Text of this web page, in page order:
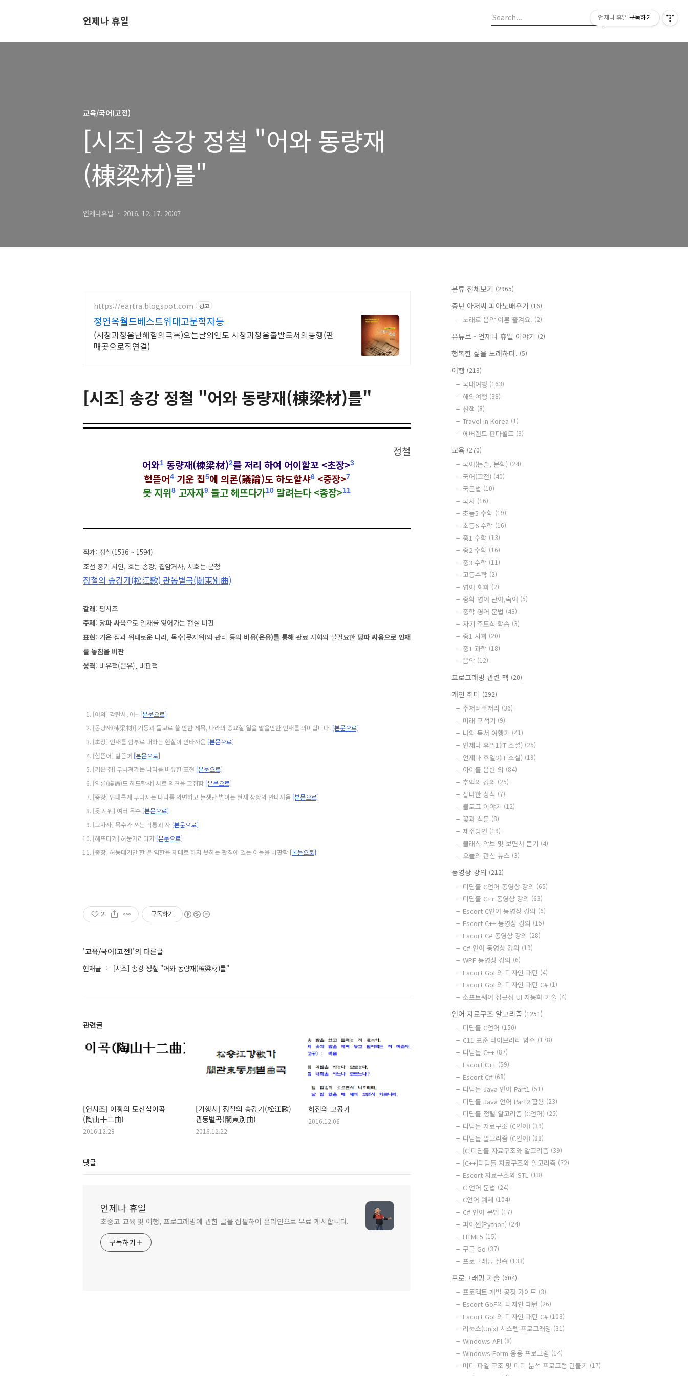
언제나 휴일
교육/국어(고전)
[시조] 송강 정철 "어와 동량재
(棟梁材)를"
언제나휴일 2016. 12. 17. 20:07
https://eartra.blogspot.com 광고
정연옥월드베스트위대고문학자등
(시창과청음난해함의극복)오늘날의인도 시창과청음출발로서의동행(판
매곳으로직연결)
[시조] 송강 정철 "어와 동량재(棟梁材)를"
정철
어와1 동량재(棟梁材)2를 저리 하여 어이할꼬 <초장>3
험뜯어4 기운 집5에 의론(議論)도 하도할샤6 <중장>7
못 지위8 고자자9 들고헤뜨다가10 말려는다<종장>11
작가: 정철(1536 ~ 1594)
조선 중기 시인, 호는 송강, 칩암거사, 시호는 문청
정철의 송강가(松江歌) 관동별곡(關東別曲)
갈래: 평시조
주제: 당파 싸움으로 인재를 잃어가는 현실 비판
표현: 기운 집과 위태로운 나라, 목수(못지위)와 관리 등의 비유(은유)를 통해 관료 사회의 불필요한 당파 싸움으로 인재
를 놓침을 비판
성격: 비유적(은유), 비판적
[어와] 감탄사, 아~ [본문으로]
[동량재(棟梁材)] 기둥과 들보로 쓸 만한 제목, 나라의 중요할 일을 맡을만한 인재를 의미합니다. [본문으로]
[초장] 인재를 함부로 대하는 현실이 안타까움 [본문으로]
[험뜯어] 헐뜯어 [본문으로]
[기운 집] 무너져가는 나라를 비유한 표현 [본문으로]
[의론(議論)도 하도할샤] 서로 의견을 고집함 [본문으로]
[중장] 위태롭게 무너지는 나라를 외면하고 논쟁만 벌이는 현재 상황의 안타까움 [본문으로]
[못 지위] 여러 목수 [본문으로]
[고자자] 목수가 쓰는 먹통과 자 [본문으로]
[헤뜨다가] 허둥거리다가 [본문으로]
[종장] 허둥대기만 할 뿐 역할을 제대로 하지 못하는 관직에 있는 이들을 비판함 [본문으로]
2 구독하기
'교육/국어(고전)'의 다른글
현재글 [시조] 송강 정철 "어와 동량재(棟梁材)를"
관련글
[연시조] 이황의 도산십이곡
(陶山十二曲)
2016.12.28
[기행시] 정철의 송강가(松江歌)
관동별곡(關東別曲)
2016.12.22
허전의 고공가
2016.12.06
댓글
언제나 휴일
초중고 교육 및 여행, 프로그래밍에 관한 글을 집필하여 온라인으로 무료 게시합니다.
구독하기
분류 전체보기 (2965)
중년 아저씨 피아노배우기 (16)
노래로 음악 이론 즐겨요. (2)
유튜브 - 언제나 휴일 이야기 (2)
행복한 삶을 노래하다. (5)
여행 (213)
국내여행 (163)
해외여행 (38)
산책 (8)
Travel in Korea (1)
에버랜드 판다월드 (3)
교육 (270)
국어(논술, 문학) (24)
국어(고전) (40)
국문법 (10)
국사 (16)
초등5 수학 (19)
초등6 수학 (16)
중1 수학 (13)
중2 수학 (16)
중3 수학 (11)
고등수학 (2)
영어 회화 (2)
중학 영어 단어,숙어 (5)
중학 영어 문법 (43)
자기 주도식 학습 (3)
중1 사회 (20)
중1 과학 (18)
음악 (12)
프로그래밍 관련 책 (20)
개인 취미 (292)
주저리주저리 (36)
미래 구석기 (9)
나의 독서 여행기 (41)
언제나 휴일1(IT 소설) (25)
언제나 휴일2(IT 소설) (19)
아이돌 음반 외 (84)
추억의 강의 (25)
잡다한 상식 (7)
블로그 이야기 (12)
꽃과 식물 (8)
제주방언 (19)
클래식 악보 및 보면서 듣기 (4)
오늘의 관심 뉴스 (3)
동영상 강의 (212)
디딤돌 C언어 동영상 강의 (65)
디딤돌 C++ 동영상 강의 (63)
Escort C언어 동영상 강의 (6)
Escort C++ 동영상 강의 (15)
Escort C# 동영상 강의 (28)
C# 언어 동영상 강의 (19)
WPF 동영상 강의 (6)
Escort GoF의 디자인 패턴 (4)
Escort GoF의 디자인 패턴 C# (1)
소프트웨어 접근성 UI 자동화 기술 (4)
언어 자료구조 알고리즘 (1251)
디딤돌 C언어 (150)
C11 표준 라이브러리 함수 (178)
디딤돌 C++ (87)
Escort C++ (59)
Escort C# (68)
디딤돌 Java 언어 Part1 (51)
디딤돌 Java 언어 Part2 활용 (23)
디딤돌 정렬 알고리즘 (C언어) (25)
디딤돌 자료구조 (C언어) (39)
디딤돌 알고리즘 (C언어) (88)
[C]디딤돌 자료구조와 알고리즘 (39)
[C++]디딤돌 자료구조와 알고리즘 (72)
Escort 자료구조와 STL (18)
C 언어 문법 (24)
C언어 예제 (104)
C# 언어 문법 (17)
파이썬(Python) (24)
HTML5 (15)
구글 Go (37)
프로그래밍 실습 (133)
프로그래밍 기술 (604)
프로젝트 개발 공정 가이드 (3)
Escort GoF의 디자인 패턴 (26)
Escort GoF의 디자인 패턴 C# (103)
리눅스(Unix) 시스템 프로그래밍 (31)
Windows API (8)
Windows Form 응용 프로그램 (14)
미디 파일 구조 및 미디 분석 프로그램 만들기 (17)
언제나 휴일 구독하기